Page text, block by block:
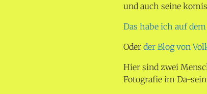
und auch seine
Das habe ich auf
Oderder Blog von
Hier sind zwei
Fotografie im Da-